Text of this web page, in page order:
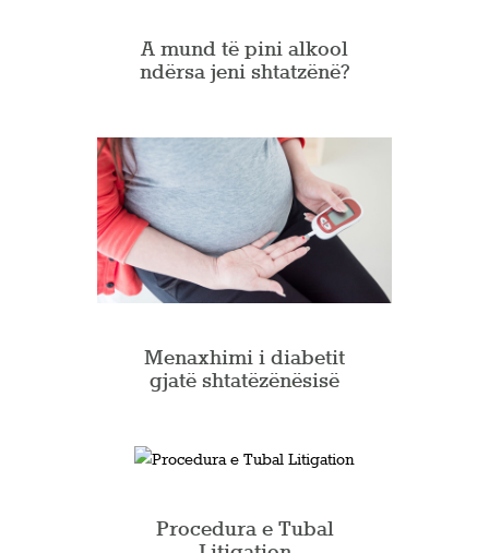
A mund të pini alkool
ndërsa jeni shtatzënë?
Menaxhimi i diabetit
gjatë shtatëzënësisë
Procedura e Tubal